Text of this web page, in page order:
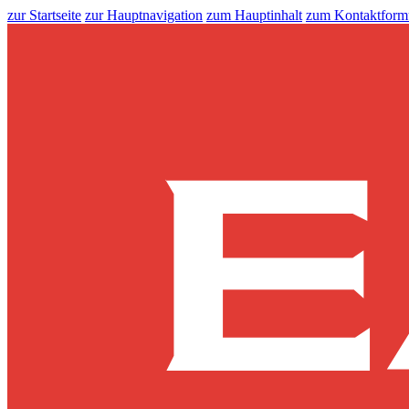
zur Startseite zur Hauptnavigation zum Hauptinhalt zum